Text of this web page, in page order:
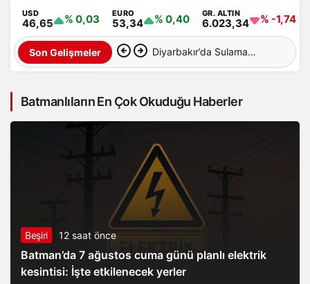
USD
46,65 % 0,03 EURO
53,34 % 0,40 GR. ALTIN
6.023,34 % -1,74
Son Gelişmeler Diyarbakır’da Sulama
Hayatını Kaybetti
Batmanlıların En Çok Okuduğu Haberler
Beşiri 12 saat önce
Batman’da 7 ağustos cuma günü planlı elektrik
kesintisi: İşte etkilenecek yerler